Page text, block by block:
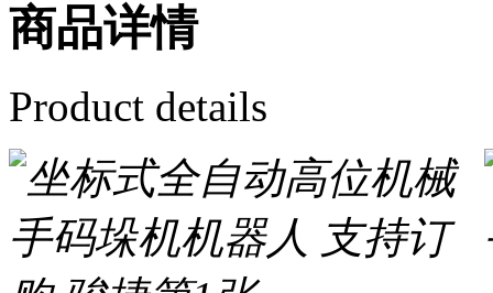
商品详情
Product details